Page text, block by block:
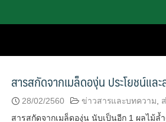
สารสกัดจากเมล็ดองุ่น ประโยชน์แ
28/02/2560 ข่าวสารและบทความ
สารสกัดจากเมล็ดองุ่น นับเป็นอีก 1 ผลไม้